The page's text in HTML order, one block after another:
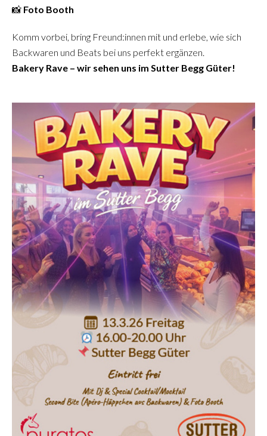
📸 Foto Booth
Komm vorbei, bring Freund:innen mit und erlebe, wie sich
Backwaren und Beats bei uns perfekt ergänzen.
Bakery Rave – wir sehen uns im Sutter Begg Güter!